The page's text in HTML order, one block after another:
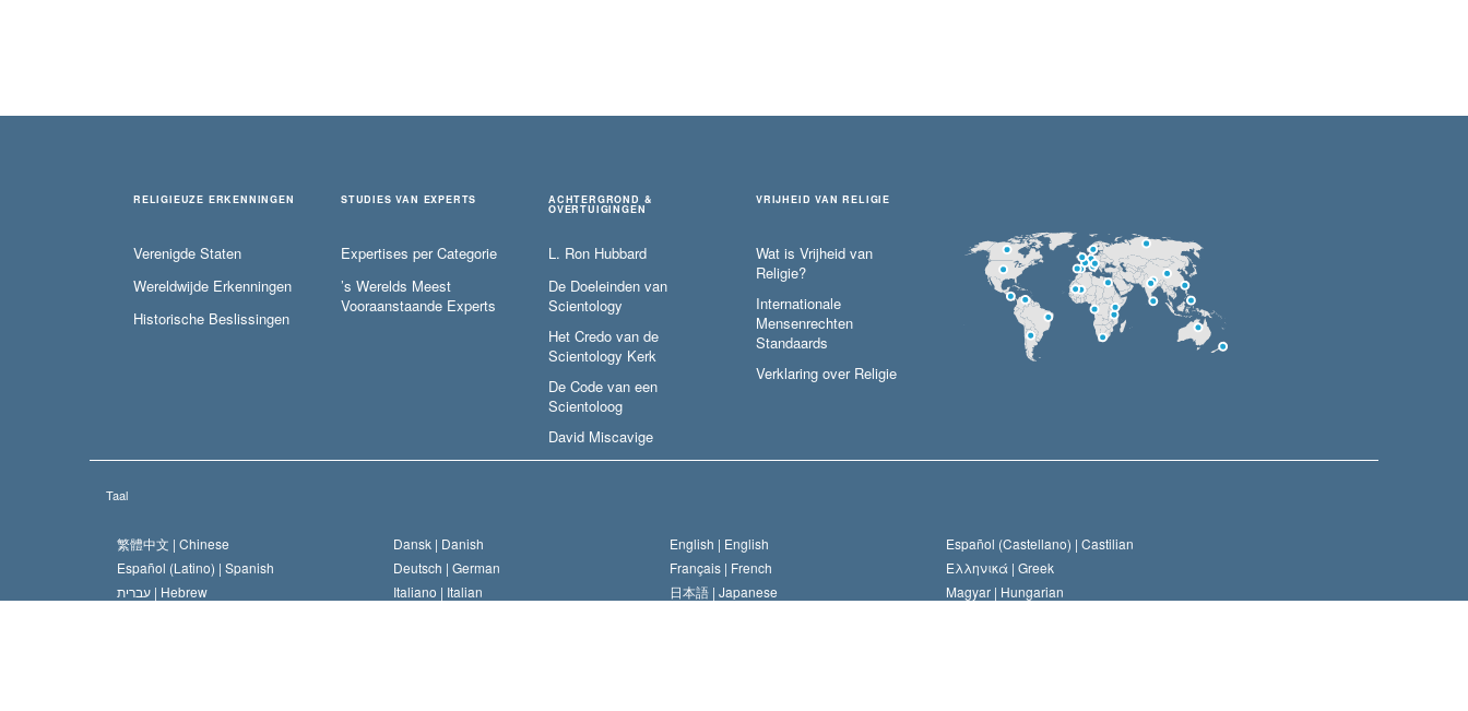
RELIGIEUZE ERKENNINGEN
Verenigde Staten
Wereldwijde Erkenningen
Historische Beslissingen
STUDIES VAN EXPERTS
Expertises per Categorie
’s Werelds Meest
Vooraanstaande Experts
ACHTERGROND &
OVERTUIGINGEN
L. Ron Hubbard
De Doeleinden van
Scientology
Het Credo van de
Scientology Kerk
De Code van een
Scientoloog
David Miscavige
VRIJHEID VAN RELIGIE
Wat is Vrijheid van
Religie?
Internationale
Mensenrechten
Standaards
Verklaring over Religie
Taal
繁體中文 | Chinese Dansk | Danish English | English Español (Castellano) | Castilian
Español (Latino) | Spanish Deutsch | German Français | French Ελληνικά | Greek
עברית | Hebrew Italiano | Italian 日本語 | Japanese Magyar | Hungarian